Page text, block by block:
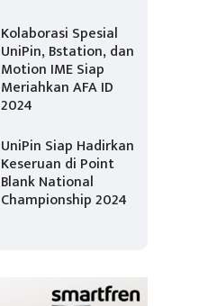
Kolaborasi Spesial
UniPin, Bstation, dan
Motion IME Siap
Meriahkan AFA ID
2024
UniPin Siap Hadirkan
Keseruan di Point
Blank National
Championship 2024